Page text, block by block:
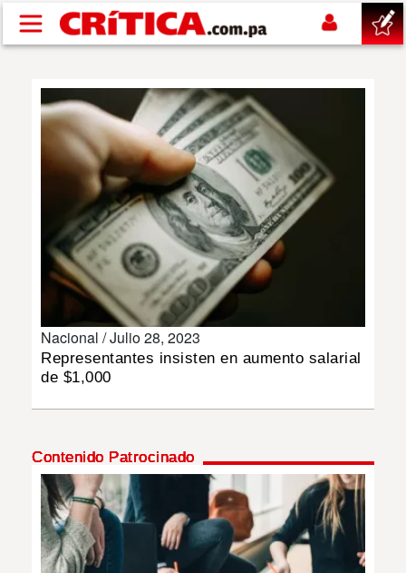
Pasar al contenido principal
SUCESOS
POLÍTICA
DEPORTES
MULTIMEDIA
IMPRESO
Nacional /Julio 28, 2023
Representantes insisten en aumento salarial
de $1,000
Contenido Patrocinado